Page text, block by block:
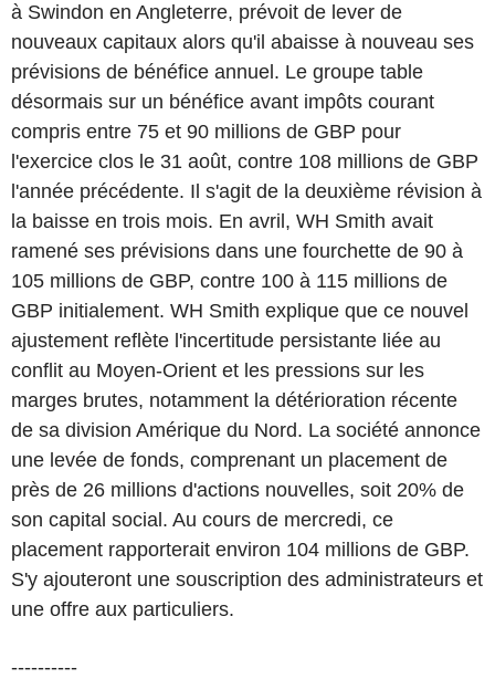
à Swindon en Angleterre, prévoit de lever de
nouveaux capitaux alors qu'il abaisse à nouveau ses
prévisions de bénéfice annuel. Le groupe table
désormais sur un bénéfice avant impôts courant
compris entre 75 et 90 millions de GBP pour
l'exercice clos le 31 août, contre 108 millions de GBP
l'année précédente. Il s'agit de la deuxième révision à
la baisse en trois mois. En avril, WH Smith avait
ramené ses prévisions dans une fourchette de 90 à
105 millions de GBP, contre 100 à 115 millions de
GBP initialement. WH Smith explique que ce nouvel
ajustement reflète l'incertitude persistante liée au
conflit au Moyen-Orient et les pressions sur les
marges brutes, notamment la détérioration récente
de sa division Amérique du Nord. La société annonce
une levée de fonds, comprenant un placement de
près de 26 millions d'actions nouvelles, soit 20% de
son capital social. Au cours de mercredi, ce
placement rapporterait environ 104 millions de GBP.
S'y ajouteront une souscription des administrateurs et
une offre aux particuliers.
----------